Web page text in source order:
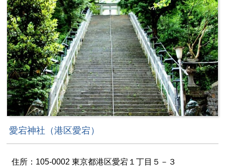
愛宕神社（港区愛宕）
住所：105-0002 東京都港区愛宕１丁目５－３